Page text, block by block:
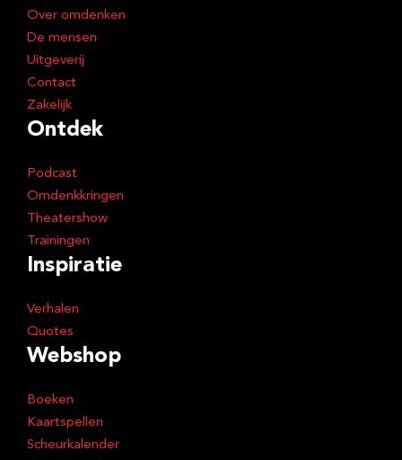
Over omdenken
De mensen
Uitgeverij
Contact
Zakelijk
Ontdek
Podcast
Omdenkkringen
Theatershow
Trainingen
Inspiratie
Verhalen
Quotes
Webshop
Boeken
Kaartspellen
Scheurkalender